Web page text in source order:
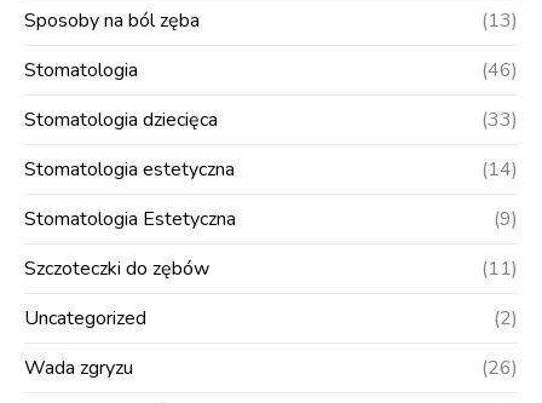
Sposoby na ból zęba
(13)
Stomatologia
(46)
Stomatologia dziecięca
(33)
Stomatologia estetyczna
(14)
Stomatologia Estetyczna
(9)
Szczoteczki do zębów
(11)
Uncategorized
(2)
Wada zgryzu
(26)